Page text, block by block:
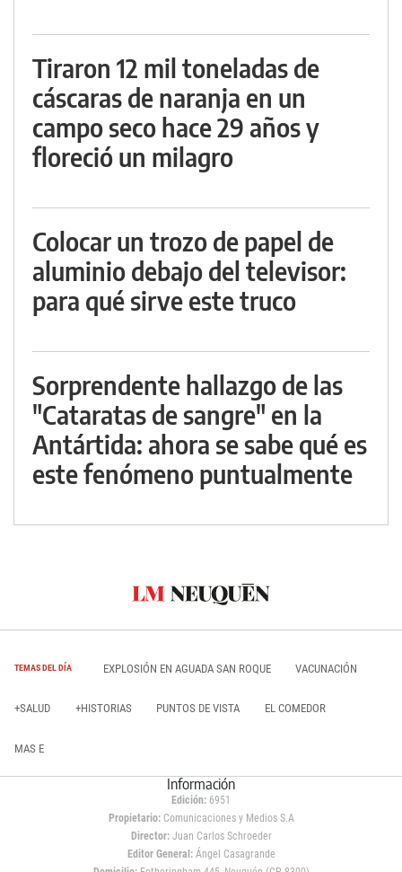
Tiraron 12 mil toneladas de
cáscaras de naranja en un
campo seco hace 29 años y
floreció un milagro
Colocar un trozo de papel de
aluminio debajo del televisor:
para qué sirve este truco
Sorprendente hallazgo de las
"Cataratas de sangre" en la
Antártida: ahora se sabe qué es
este fenómeno puntualmente
TEMAS DEL DÍA EXPLOSIÓN EN AGUADA SAN ROQUE VACUNACIÓN
+SALUD +HISTORIAS PUNTOS DE VISTA EL COMEDOR
MAS E
Información
Edición: 6951
Propietario:Comunicaciones y Medios S.A
Director: Juan Carlos Schroeder
Editor General:Ángel Casagrande